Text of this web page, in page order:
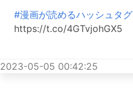
#漫画が読めるハッシュタグ
https://t.co/4GTvjohGX5
2023-05-05 00:42:25